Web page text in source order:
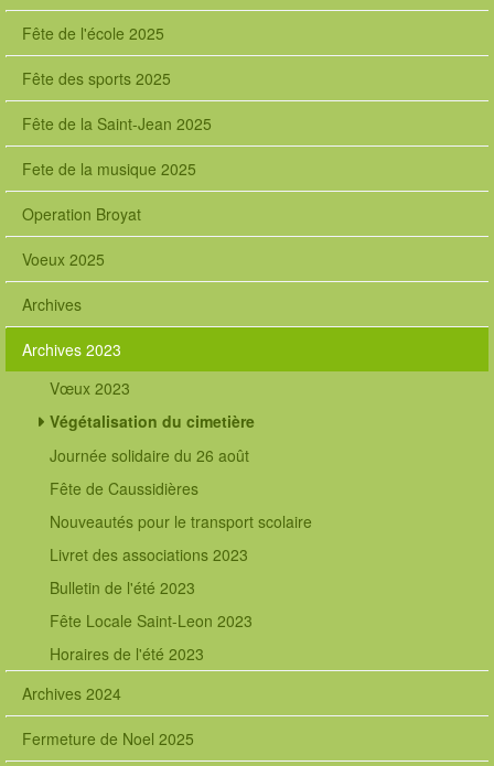
Fête de l'école 2025
Fête des sports 2025
Fête de la Saint-Jean 2025
Fete de la musique 2025
Operation Broyat
Voeux 2025
Archives
Archives 2023
Vœux 2023
Végétalisation du cimetière
Journée solidaire du 26 août
Fête de Caussidières
Nouveautés pour le transport scolaire
Livret des associations 2023
Bulletin de l'été 2023
Fête Locale Saint-Leon 2023
Horaires de l'été 2023
Archives 2024
Fermeture de Noel 2025